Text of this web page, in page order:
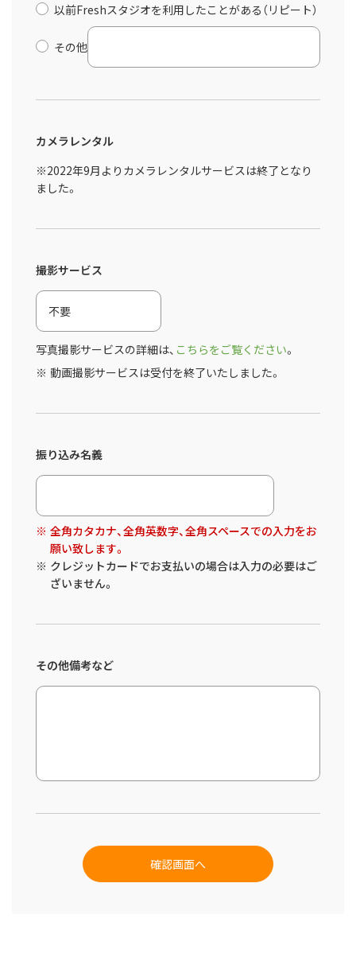
以前Freshスタジオを利用したことがある（リピート）
その他
カメラレンタル
※2022年9月よりカメラレンタルサービスは終了となり
ました。
撮影サービス
写真撮影サービスの詳細は、 こちらをご覧ください。
動画撮影サービスは受付を終了いたしました。
振り込み名義
全角カタカナ、全角英数字、全角スペースでの入力をお
願い致します。
クレジットカードでお支払いの場合は入力の必要はご
ざいません。
その他備考など